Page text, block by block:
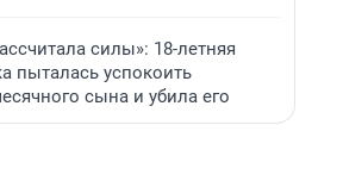
силы»: 18-летняя
пыталась успокоить
сына и убила его